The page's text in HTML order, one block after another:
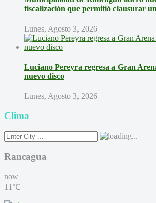
fiscalización que permitió clausurar
Lunes, Agosto 3, 2026
Luciano Pereyra regresa a Gran
nuevo disco
Lunes, Agosto 3, 2026
Clima
Rancagua
now
11℃